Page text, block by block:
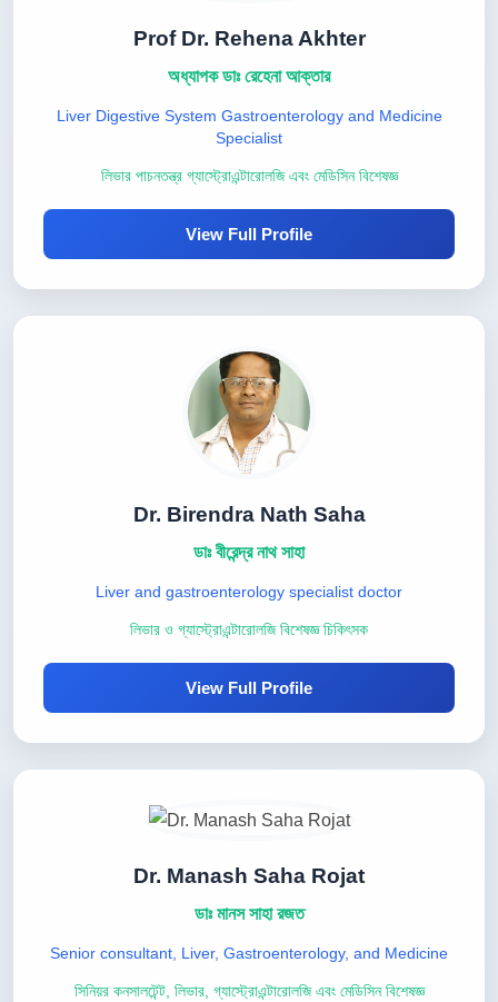
Prof Dr. Rehena Akhter
অধ্যাপক ডাঃ রেহেনা আক্তার
Liver Digestive System Gastroenterology and Medicine
Specialist
লিভার পাচনতন্ত্র গ্যাস্ট্রোএন্টারোলজি এবং মেডিসিন বিশেষজ্ঞ
View Full Profile
Dr. Birendra Nath Saha
ডাঃ বীরেন্দ্র নাথ সাহা
Liver and gastroenterology specialist doctor
লিভার ও গ্যাস্ট্রোএন্টারোলজি বিশেষজ্ঞ চিকিৎসক
View Full Profile
Dr. Manash Saha Rojat
ডাঃ মানস সাহা রজত
Senior consultant, Liver, Gastroenterology, and Medicine
সিনিয়র কনসালটেন্ট, লিভার, গ্যাস্ট্রোএন্টারোলজি এবং মেডিসিন বিশেষজ্ঞ